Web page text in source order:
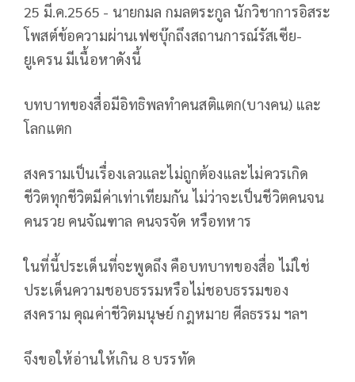
25 มี.ค.2565 - นายกมล กมลตระกูล นักวิชาการอิสระ
โพสต์ข้อความผ่านเฟซบุ๊กถึงสถานการณ์รัสเซีย-
ยูเครน มีเนื้อหาดังนี้
บทบาทของสื่อมีอิทธิพลทำคนสติแตก(บางคน) และ
โลกแตก
สงครามเป็นเรื่องเลวและไม่ถูกต้องและไม่ควรเกิด
ชีวิตทุกชีวิตมีค่าเท่าเทียมกัน ไม่ว่าจะเป็นชีวิตคนจน
คนรวย คนจัณฑาล คนจรจัด หรือทหาร
ในที่นี้ประเด็นที่จะพูดถึง คือบทบาทของสื่อ ไม่ใช่
ประเด็นความชอบธรรมหรือไม่ชอบธรรมของ
สงคราม คุณค่าชีวิตมนุษย์ กฎหมาย ศีลธรรม ฯลฯ
จึงขอให้อ่านให้เกิน 8 บรรทัด